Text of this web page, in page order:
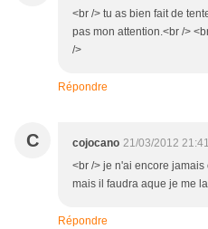
<br /> tu as bien fait de
pas mon attention.<br />
/>
Répondre
C cojocano 21/03/2012 21:41
<br /> je n'ai encore
mais il faudra aque je me
Répondre